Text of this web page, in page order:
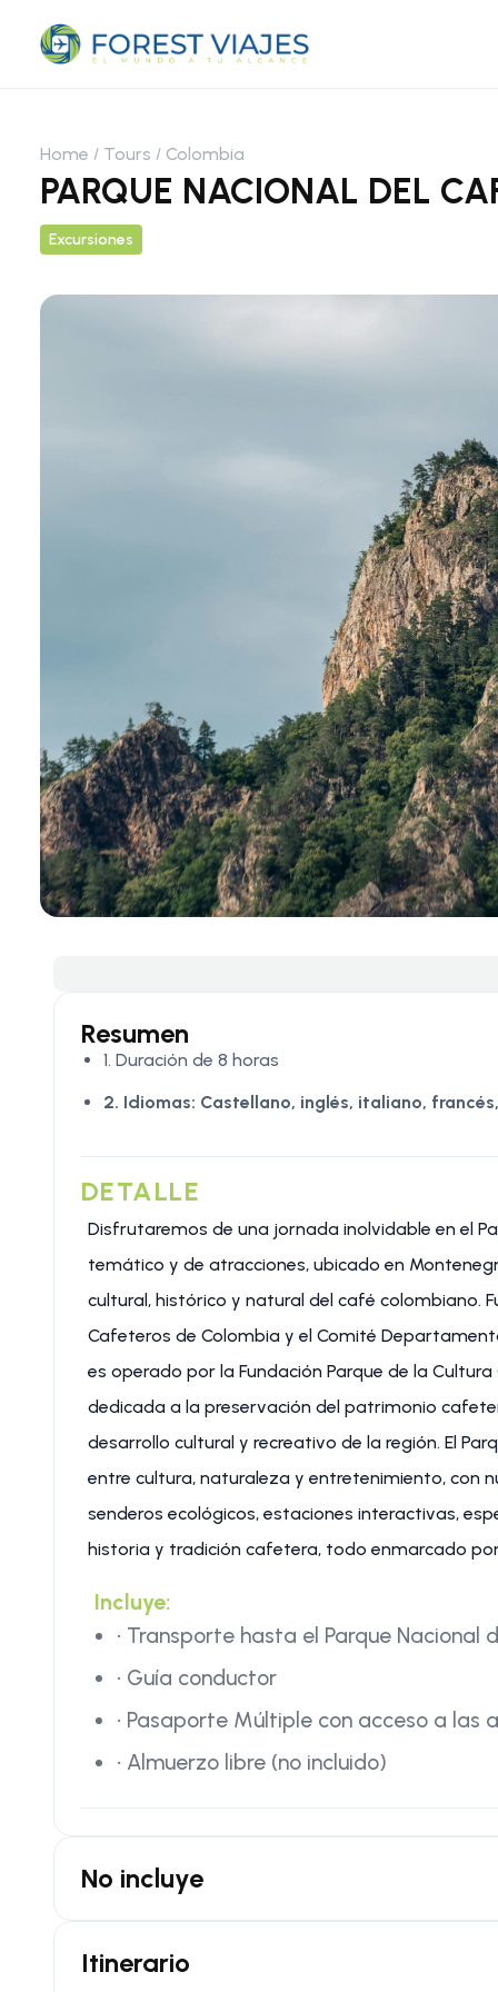
Home Tours Colombia
PARQUE NACIONAL DEL
Excursiones
Resumen
1. Duración de 8 horas
2. Idiomas: Castellano, inglés, italiano,
DETALLE
Disfrutaremos de una jornada inolvidable en el
temático y de atracciones, ubicado en
cultural, histórico y natural del café colombiano.
Cafeteros de Colombia y el Comité
es operado por la Fundación Parque de la
dedicada a la preservación del patrimonio
desarrollo cultural y recreativo de la región. El
entre cultura, naturaleza y entretenimiento, con
senderos ecológicos, estaciones interactivas,
historia y tradición cafetera, todo enmarcado
Incluye:
• Transporte hasta el Parque Nacional
• Guía conductor
• Pasaporte Múltiple con acceso a las
• Almuerzo libre (no incluido)
No incluye
Itinerario